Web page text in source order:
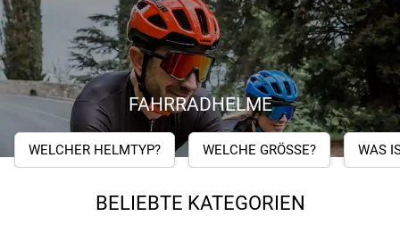
FAHRRADHELME
WELCHER HELMTYP? WELCHE GRÖSSE? WAS
BELIEBTE KATEGORIEN